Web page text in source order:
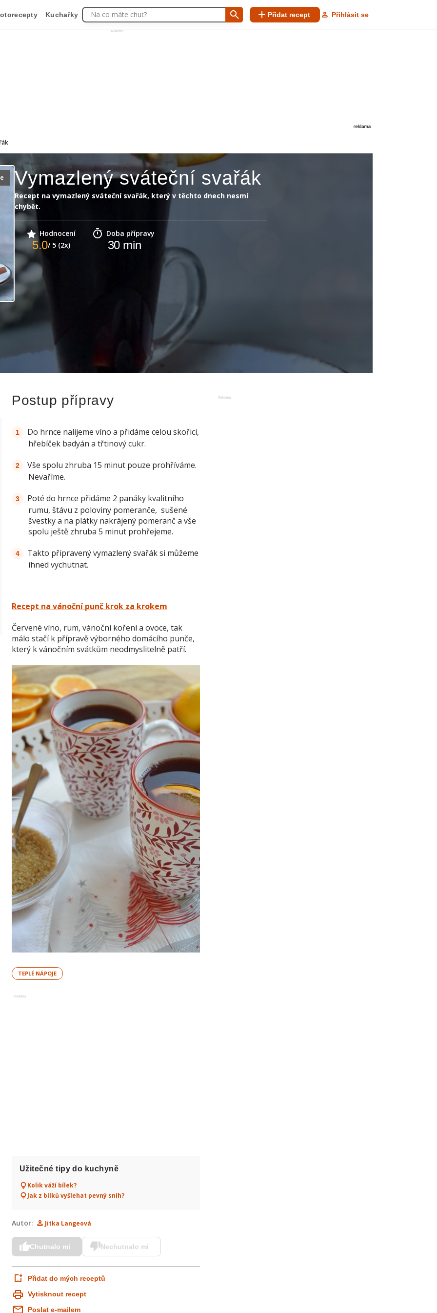
Reklama
Kuchařky Na co máte chuť? Přidat recept Přihlásit se
Vymazlený sváteční svařák
Recept na vymazlený sváteční svařák, který v těchto dnech nesmí
chybět.
Hodnocení
5.0/ 5 (2x)
Doba přípravy
30min
Reklama
Postup přípravy
Do hrnce nalijeme víno a přidáme celou skořici,
hřebíček badyán a třtinový cukr.
Vše spolu zhruba 15 minut pouze prohříváme.
Nevaříme.
Poté do hrnce přidáme 2 panáky kvalitního
rumu, štávu z poloviny pomeranče, sušené
švestky a na plátky nakrájený pomeranč a vše
spolu ještě zhruba 5 minut prohřejeme.
Takto připravený vymazlený svařák si můžeme
ihned vychutnat.
Recept na vánoční punč krok za krokem
Červené víno, rum, vánoční koření a ovoce, tak
málo stačí k přípravě výborného domácího punče,
který k vánočním svátkům neodmyslitelně patří.
TEPLÉ NÁPOJE
Reklama
Užitečné tipy do kuchyně
Kolik váží bílek?
Jak z bílků vyšlehat pevný sníh?
Autor: Jitka Langeová
Chutnalo mi Nechutnalo mi
Přidat do mých receptů
Vytisknout recept
Poslat e-mailem